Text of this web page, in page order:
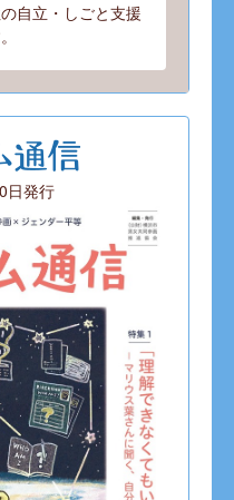
自立・しごと支援
日発行